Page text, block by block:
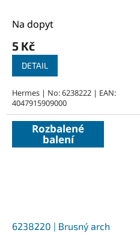
Na dopyt
5 Kč
DETAIL
Hermes | No: 6238222 | EAN:
4047915909000
Rozbalené
balení
6238220 | Brusný arch